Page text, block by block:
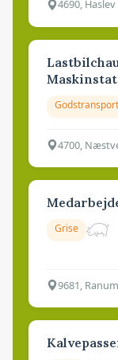
4690, Haslev
Godstransport
4700,
Grise
9681, Ranum